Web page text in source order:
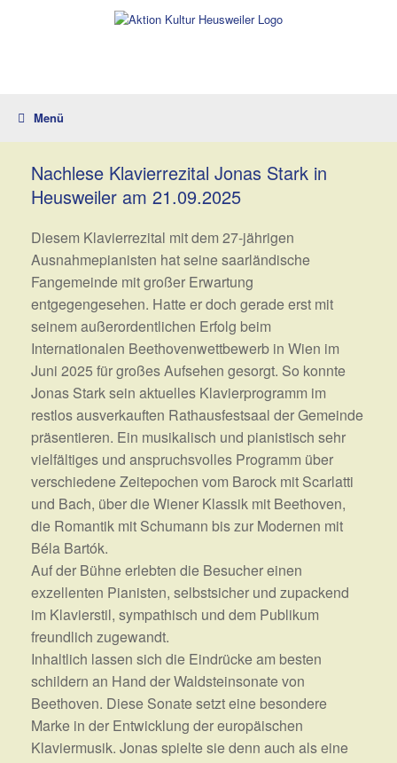
Menü
Nachlese Klavierrezital Jonas Stark in
Heusweiler am 21.09.2025
Diesem Klavierrezital mit dem 27-jährigen
Ausnahmepianisten hat seine saarländische
Fangemeinde mit großer Erwartung
entgegengesehen. Hatte er doch gerade erst mit
seinem außerordentlichen Erfolg beim
Internationalen Beethovenwettbewerb in Wien im
Juni 2025 für großes Aufsehen gesorgt. So konnte
Jonas Stark sein aktuelles Klavierprogramm im
restlos ausverkauften Rathausfestsaal der Gemeinde
präsentieren. Ein musikalisch und pianistisch sehr
vielfältiges und anspruchsvolles Programm über
verschiedene Zeitepochen vom Barock mit Scarlatti
und Bach, über die Wiener Klassik mit Beethoven,
die Romantik mit Schumann bis zur Modernen mit
Béla Bartók.
Auf der Bühne erlebten die Besucher einen
exzellenten Pianisten, selbstsicher und zupackend
im Klavierstil, sympathisch und dem Publikum
freundlich zugewandt.
Inhaltlich lassen sich die Eindrücke am besten
schildern an Hand der Waldsteinsonate von
Beethoven. Diese Sonate setzt eine besondere
Marke in der Entwicklung der europäischen
Klaviermusik. Jonas spielte sie denn auch als eine